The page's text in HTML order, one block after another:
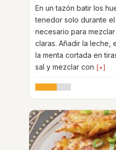
En un tazón batir los
tenedor solo durante
necesario para
claras. Añadir la leche,
la menta cortada en
sal y mezclar con [+]